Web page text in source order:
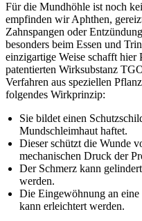
Für die Mundhöhle ist noch
empfinden wir Aphthen,
Zahnspangen oder
besonders beim Essen und
einzigartige Weise schafft
patentierten Wirksubstanz
Verfahren aus speziellen
folgendes Wirkprinzip:
Sie bildet einen
Mundschleimhaut haftet.
Dieser schützt die Wunde
mechanischen Druck der
Der Schmerz kann
werden.
Die Eingewöhnung an eine
kann erleichtert werden.